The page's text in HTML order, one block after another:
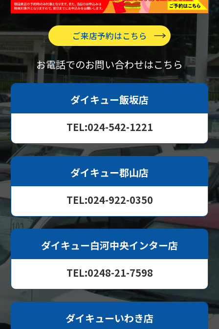
ご来店予約はこちら
お電話でのお問い合わせはこちら
ダイキュー飯坂店
TEL:024-542-1221
ダイキュー郡山店
TEL:024-922-0350
ダイキュー白河中央インター店
TEL:0248-21-7598
ダイキューいわき店